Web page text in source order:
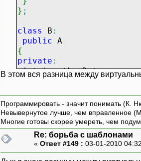
} ;
class B :
public A
{
private :
int *anotherData;
public
A(), anotherData(new
{
}
~B()
delete[]anotherData;
В этом вся разница между
Программировать - значит понимать (К.
Невывернутое лучше, чем вправленное
Многие готовы скорее умереть, чем
Re: борьба с шаблонами
« Ответ #149 : 03-01-2010